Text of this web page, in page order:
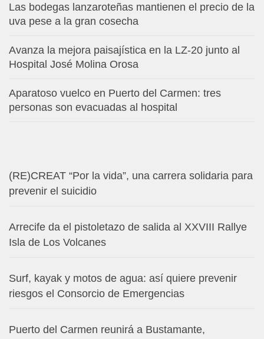
Las bodegas lanzaroteñas mantienen el precio de la
uva pese a la gran cosecha
Avanza la mejora paisajística en la LZ-20 junto al
Hospital José Molina Orosa
Aparatoso vuelco en Puerto del Carmen: tres
personas son evacuadas al hospital
(RE)CREAT “Por la vida”, una carrera solidaria para
prevenir el suicidio
Arrecife da el pistoletazo de salida al XXVIII Rallye
Isla de Los Volcanes
Surf, kayak y motos de agua: así quiere prevenir
riesgos el Consorcio de Emergencias
Puerto del Carmen reunirá a Bustamante,